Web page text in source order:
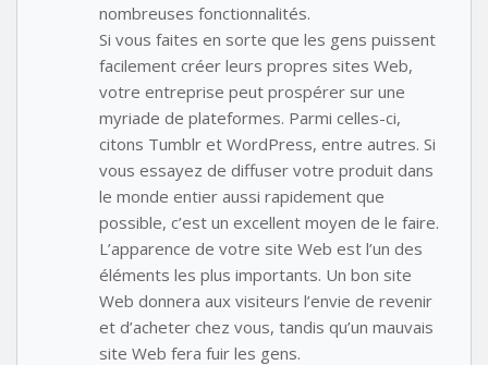
nombreuses fonctionnalités.
Si vous faites en sorte que les gens puissent
facilement créer leurs propres sites Web,
votre entreprise peut prospérer sur une
myriade de plateformes. Parmi celles-ci,
citons Tumblr et WordPress, entre autres. Si
vous essayez de diffuser votre produit dans
le monde entier aussi rapidement que
possible, c’est un excellent moyen de le faire.
L’apparence de votre site Web est l’un des
éléments les plus importants. Un bon site
Web donnera aux visiteurs l’envie de revenir
et d’acheter chez vous, tandis qu’un mauvais
site Web fera fuir les gens.